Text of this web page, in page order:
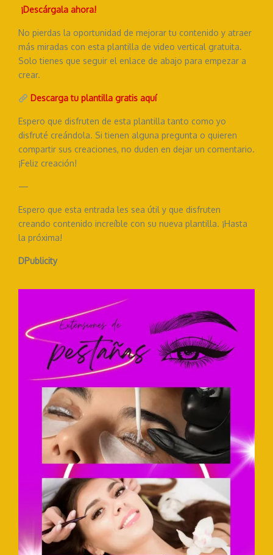
¡Descárgala ahora!
No pierdas la oportunidad de mejorar tu contenido y atraer
más miradas con esta plantilla de video vertical gratuita.
Solo tienes que seguir el enlace de abajo para empezar a
crear.
Descarga tu plantilla gratis aquí
Espero que disfruten de esta plantilla tanto como yo
disfruté creándola. Si tienen alguna pregunta o quieren
compartir sus creaciones, no duden en dejar un comentario.
¡Feliz creación!
—
Espero que esta entrada les sea útil y que disfruten
creando contenido increíble con su nueva plantilla. ¡Hasta
la próxima!
DPublicity